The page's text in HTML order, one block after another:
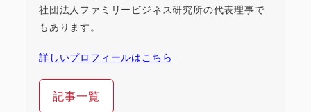
社団法人ファミリービジネス研究所の代表理事で
もあります。
詳しいプロフィールはこちら
記事一覧